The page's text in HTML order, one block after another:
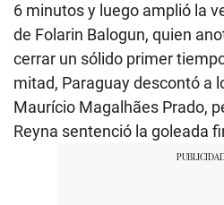
6 minutos y luego amplió la
de Folarin Balogun, quien
cerrar un sólido primer
mitad, Paraguay descontó a
Maurício Magalhães Prado,
Reyna sentenció la goleada